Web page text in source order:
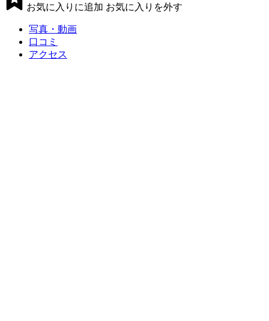
お気に入りに追加 お気に入りを外す
写真・動画
口コミ
アクセス